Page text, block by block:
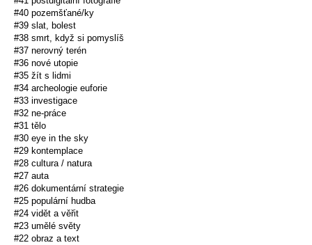
#40 pozemšťané/ky
#39 slat, bolest
#38 smrt, když si pomyslíš
#37 nerovný terén
#36 nové utopie
#35 žít s lidmi
#34 archeologie euforie
#33 investigace
#32 ne-práce
#31 tělo
#30 eye in the sky
#29 kontemplace
#28 cultura / natura
#27 auta
#26 dokumentární strategie
#25 populární hudba
#24 vidět a věřit
#23 umělé světy
#22 obraz a text